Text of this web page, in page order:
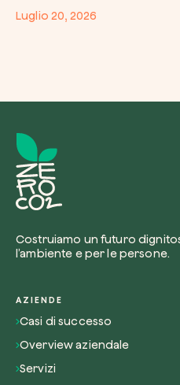
Luglio 20, 2026
Costruiamo un futuro
l’ambiente e per le persone.
AZIENDE
Casi di successo
Overview aziendale
Servizi